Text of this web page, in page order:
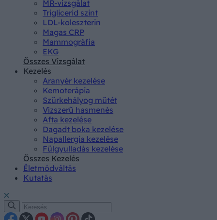
MR-vizsgálat
Triglicerid szint
LDL-koleszterin
Magas CRP
Mammográfia
EKG
Összes Vizsgálat
Kezelés
Aranyér kezelése
Kemoterápia
Szürkehályog műtét
Vízszerű hasmenés
Afta kezelése
Dagadt boka kezelése
Napallergia kezelése
Fülgyulladás kezelése
Összes Kezelés
Életmódváltás
Kutatás